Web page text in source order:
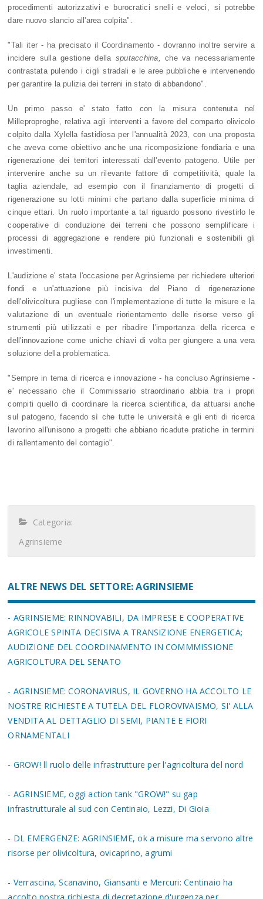
procedimenti autorizzativi e burocratici snelli e veloci, si potrebbe
dare nuovo slancio all'area colpita".
"Tali iter - ha precisato il Coordinamento - dovranno inoltre servire a
incidere sulla gestione dellasputacchina, che va necessariamente
contrastata pulendo i cigli stradali e le aree pubbliche e intervenendo
per garantire la pulizia dei terreni in stato di abbandono".
Un primo passo e' stato fatto con la misura contenuta nel
Milleproproghe, relativa agli interventi a favore del comparto olivicolo
colpito dalla Xylella fastidiosa per l'annualità 2023, con una proposta
che aveva come obiettivo anche una ricomposizione fondiaria e una
rigenerazione dei territori interessati dall'evento patogeno. Utile per
intervenire anche su un rilevante fattore di competitività, quale la
taglia aziendale, ad esempio con il finanziamento di progetti di
rigenerazione su lotti minimi che partano dalla superficie minima di
cinque ettari. Un ruolo importante a tal riguardo possono rivestirlo le
cooperative di conduzione dei terreni che possono semplificare i
processi di aggregazione e rendere più funzionali e sostenibili gli
investimenti.
L'audizione e' stata l'occasione per Agrinsieme per richiedere ulteriori
fondi e un'attuazione più incisiva del Piano di rigenerazione
dell'olivicoltura pugliese con l'implementazione di tutte le misure e la
valutazione di un eventuale riorientamento delle risorse verso gli
strumenti più utilizzati e per ribadire l'importanza della ricerca e
dell'innovazione come uniche chiavi di volta per giungere a una vera
soluzione della problematica.
"Sempre in tema di ricerca e innovazione - ha concluso Agrinsieme -
e' necessario che il Commissario straordinario abbia tra i propri
compiti quello di coordinare la ricerca scientifica, da attuarsi anche
sul patogeno, facendo sì che tutte le università e gli enti di ricerca
lavorino all'unisono a progetti che abbiano ricadute pratiche in termini
di rallentamento del contagio".
Categoria:
Agrinsieme
ALTRE NEWS DEL SETTORE: AGRINSIEME
- AGRINSIEME: RINNOVABILI, DA IMPRESE E COOPERATIVE
AGRICOLE SPINTA DECISIVA A TRANSIZIONE ENERGETICA;
AUDIZIONE DEL COORDINAMENTO IN COMMMISSIONE
AGRICOLTURA DEL SENATO
- AGRINSIEME: CORONAVIRUS, IL GOVERNO HA ACCOLTO LE
NOSTRE RICHIESTE A TUTELA DEL FLOROVIVAISMO, SI' ALLA
VENDITA AL DETTAGLIO DI SEMI, PIANTE E FIORI
ORNAMENTALI
- GROW! ll ruolo delle infrastrutture per l'agricoltura del nord
- AGRINSIEME, oggi action tank "GROW!" su gap
infrastrutturale al sud con Centinaio, Lezzi, Di Gioia
- DL EMERGENZE: AGRINSIEME, ok a misure ma servono altre
risorse per olivicoltura, ovicaprino, agrumi
- Verrascina, Scanavino, Giansanti e Mercuri: Centinaio ha